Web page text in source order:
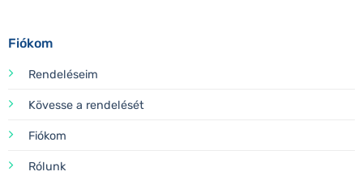
Fiókom
Rendeléseim
Kövesse a rendelését
Fiókom
Rólunk